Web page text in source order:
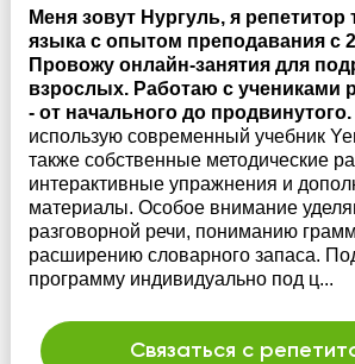
Меня зовут Нургуль, я репетитор
языка с опытом преподавания с
Провожу онлайн-занятия для
взрослых. Работаю с учениками
- от начального до продвинутого.
использую современный учебник
также собственные методические
интерактивные упражнения и
материалы. Особое внимание
разговорной речи, пониманию
расширению словарного запаса.
программу индивидуально под ц...
Связаться с